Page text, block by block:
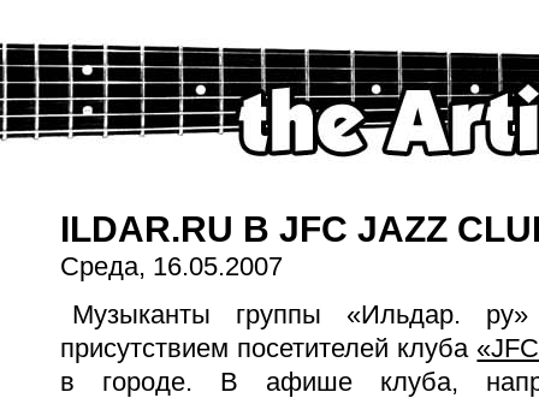
ILDAR.RU В JFC JAZZ
Среда, 16.05.2007
Музыканты группы «Ильдар.
присутствием посетителей клуба
в городе. В афише клуба,